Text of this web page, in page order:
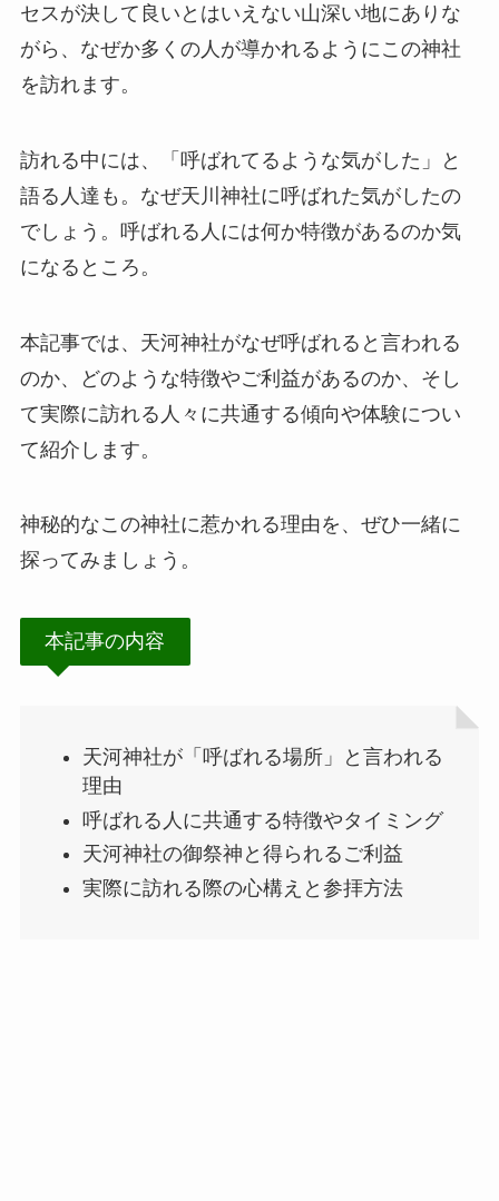
セスが決して良いとはいえない山深い地にありな
がら、なぜか多くの人が導かれるようにこの神社
を訪れます。
訪れる中には、「呼ばれてるような気がした」と
語る人達も。なぜ天川神社に呼ばれた気がしたの
でしょう。呼ばれる人には何か特徴があるのか気
になるところ。
本記事では、天河神社がなぜ呼ばれると言われる
のか、どのような特徴やご利益があるのか、そし
て実際に訪れる人々に共通する傾向や体験につい
て紹介します。
神秘的なこの神社に惹かれる理由を、ぜひ一緒に
探ってみましょう。
本記事の内容
天河神社が「呼ばれる場所」と言われる
理由
呼ばれる人に共通する特徴やタイミング
天河神社の御祭神と得られるご利益
実際に訪れる際の心構えと参拝方法